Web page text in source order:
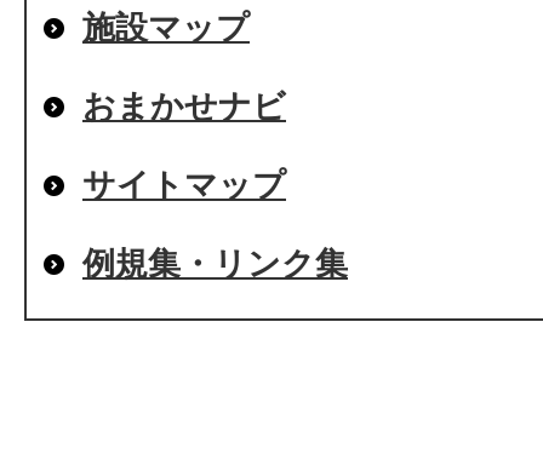
施設マップ
おまかせナビ
サイトマップ
例規集・リンク集